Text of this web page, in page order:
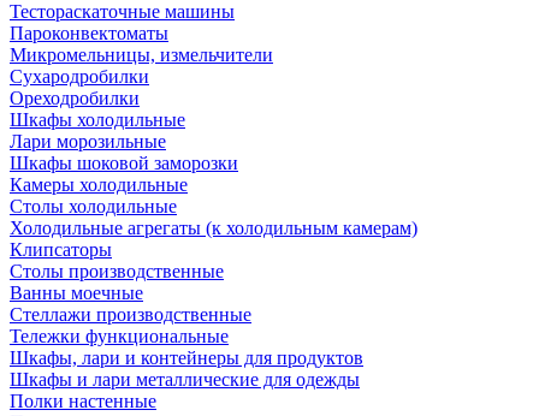
Тестораскаточные машины
Пароконвектоматы
Микромельницы, измельчители
Сухародробилки
Ореходробилки
Шкафы холодильные
Лари морозильные
Шкафы шоковой заморозки
Камеры холодильные
Столы холодильные
Холодильные агрегаты (к холодильным камерам)
Клипсаторы
Столы производственные
Ванны моечные
Стеллажи производственные
Тележки функциональные
Шкафы, лари и контейнеры для продуктов
Шкафы и лари металлические для одежды
Полки настенные